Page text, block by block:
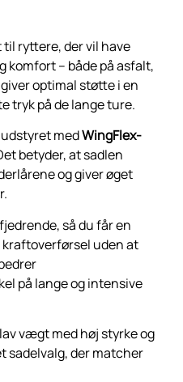
ryttere, der vil have
komfort – både på asfalt,
optimal støtte i en
tryk på de lange ture.
medWingFlex-
betyder, at sadlen
og giver øget
så du får en
uden at
på lange og intensive
vægt med høj styrke og
sadelvalg, der matcher